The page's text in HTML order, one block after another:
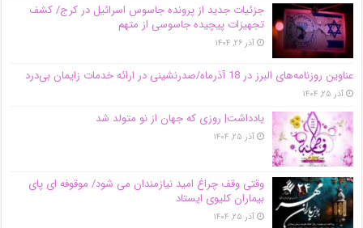
جزئیات جدید از پرونده جاسوس اسرائیل در کرج/‌ کشف
تجهیزات پیچیده جاسوسی از متهم
آذر ۲۶, ۱۴۰۴
عناوین روزنامه‌های البرز در ‌18 آذرماه/صدرنشینی در ارائه خدمات زایمان بی‌درد
آذر ۲۵, ۱۴۰۴
یادداشت| روزی که جهان از نو متولد شد
آذر ۲۵, ۱۴۰۴
وقتی وقف چراغ امید نیازمندان می شود/ موقوفه ای پای
بیماران کلیوی ایستاد
آذر ۲۵, ۱۴۰۴